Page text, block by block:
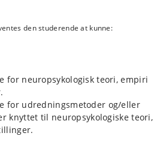
er under udarbejdelse
den studerende at kunne:
for neuropsykologisk teori, empiri
for udredningsmetoder og/eller
knyttet til neuropsykologiske teori,